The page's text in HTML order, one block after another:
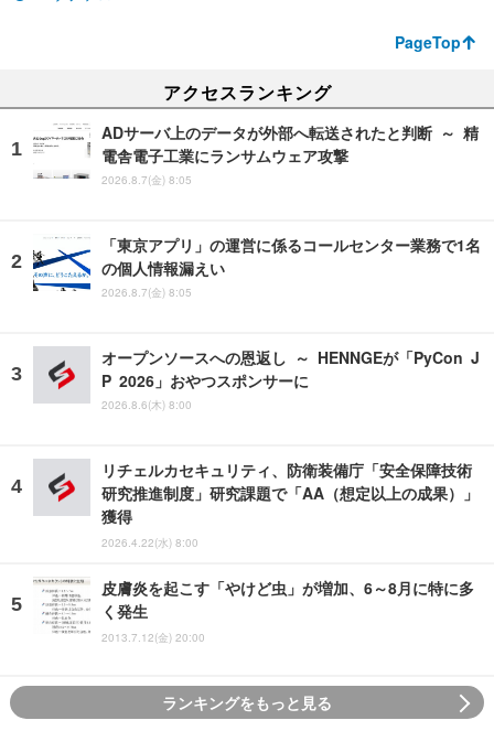
PageTop
アクセスランキング
ADサーバ上のデータが外部へ転送されたと判断 ～ 精
電舎電子工業にランサムウェア攻撃
2026.8.7(金) 8:05
「東京アプリ」の運営に係るコールセンター業務で1名
の個人情報漏えい
2026.8.7(金) 8:05
オープンソースへの恩返し ～ HENNGEが「PyCon J
P 2026」おやつスポンサーに
2026.8.6(木) 8:00
リチェルカセキュリティ、防衛装備庁「安全保障技術
研究推進制度」研究課題で「AA（想定以上の成果）」
獲得
2026.4.22(水) 8:00
皮膚炎を起こす「やけど虫」が増加、6～8月に特に多
く発生
2013.7.12(金) 20:00
ランキングをもっと見る